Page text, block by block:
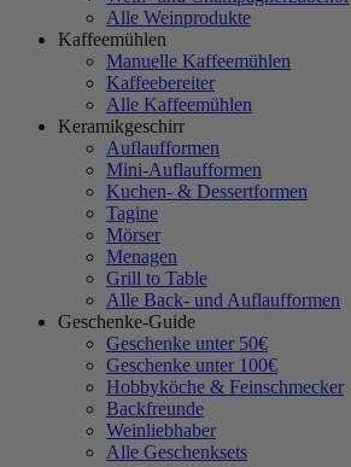
Alle Weinprodukte
Kaffeemühlen
Manuelle Kaffeemühlen
Kaffeebereiter
Alle Kaffeemühlen
Keramikgeschirr
Auflaufformen
Mini-Auflaufformen
Kuchen- & Dessertformen
Tagine
Mörser
Menagen
Grill to Table
Alle Back- und Auflaufformen
Geschenke-Guide
Geschenke unter 50€
Geschenke unter 100€
Hobbyköche & Feinschmecker
Backfreunde
Weinliebhaber
Alle Geschenksets